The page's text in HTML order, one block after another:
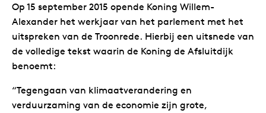
Op 15 september 2015 opende Koning Willem-
Alexander het werkjaar van het parlement met het
uitspreken van de Troonrede. Hierbij een uitsnede van
de volledige tekst waarin de Koning de Afsluitdijk
benoemt:
“Tegengaan van klimaatverandering en
verduurzaming van de economie zijn grote,